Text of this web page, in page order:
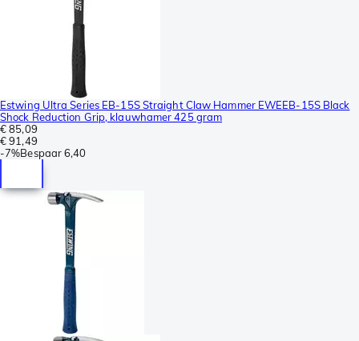
Estwing Ultra Series EB-15S Straight Claw Hammer EWEEB-15S Black
Shock Reduction Grip, klauwhamer 425 gram
€ 85,09
€ 91,49
-7%Bespaar6,40